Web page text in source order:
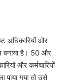
अधिकारियों और
बनाया है। 50 और
और कर्मचारियों
पाया गया तो उसे